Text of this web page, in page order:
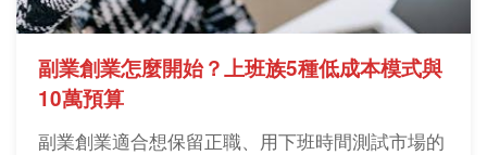
副業創業怎麼開始？上班族5種低成本模式與
10萬預算
副業創業適合想保留正職、用下班時間測試市場的